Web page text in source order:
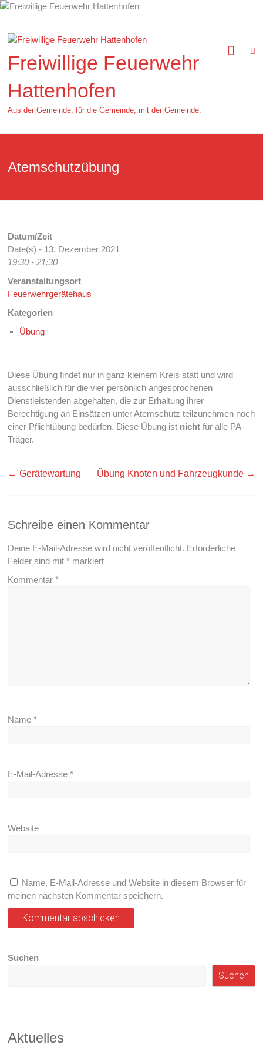
Zum
springen
Freiwillige Feuerwehr
Hattenhofen
Aus der Gemeinde, für die Gemeinde, mit der Gemeinde.
Atemschutzübung
Datum/Zeit
Date(s) - 13. Dezember 2021
19:30 - 21:30
Veranstaltungsort
Feuerwehrgerätehaus
Kategorien
Übung
Diese Übung findet nur in ganz kleinem Kreis statt und wird
ausschließlich für die vier persönlich angesprochenen
Dienstleistenden abgehalten, die zur Erhaltung ihrer
Berechtigung an Einsätzen unter Atemschutz teilzunehmen noch
einer Pflichtübung bedürfen. Diese Übung ist nicht für alle PA-
Träger.
← Gerätewartung Übung Knoten und Fahrzeugkunde →
Schreibe einen Kommentar
Deine E-Mail-Adresse wird nicht veröffentlicht. Erforderliche
Felder sind mit* markiert
Kommentar*
Name*
E-Mail-Adresse*
Website
Name, E-Mail-Adresse und Website in diesem Browser für
meinen nächsten Kommentar speichern.
Suchen
Suchen
Aktuelles